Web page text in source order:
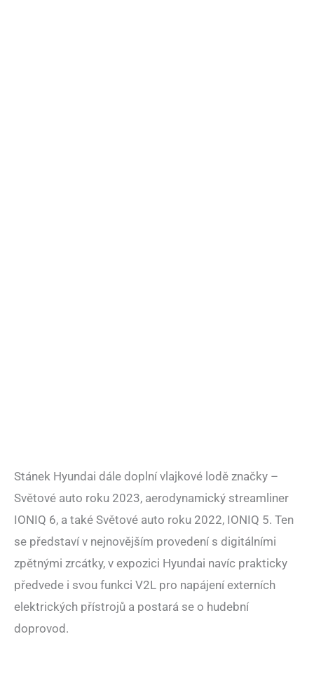
Stánek Hyundai dále doplní vlajkové lodě značky –
Světové auto roku 2023, aerodynamický streamliner
IONIQ 6, a také Světové auto roku 2022, IONIQ 5. Ten
se představí v nejnovějším provedení s digitálními
zpětnými zrcátky, v expozici Hyundai navíc prakticky
předvede i svou funkci V2L pro napájení externích
elektrických přístrojů a postará se o hudební
doprovod.